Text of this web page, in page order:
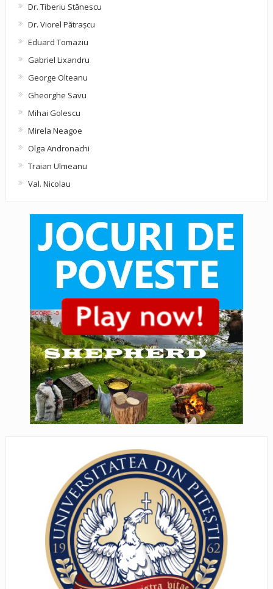
Dr. Tiberiu Stănescu
Dr. Viorel Pătraşcu
Eduard Tomaziu
Gabriel Lixandru
George Olteanu
Gheorghe Savu
Mihai Golescu
Mirela Neagoe
Olga Andronachi
Traian Ulmeanu
Val. Nicolau